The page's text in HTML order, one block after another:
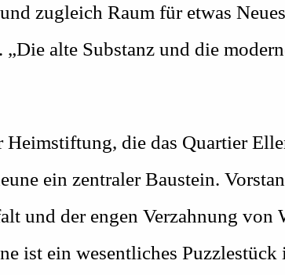
zugleich Raum für etwas
„Die alte Substanz und die
Heimstiftung, die das Quartier
ein zentraler Baustein.
und der engen Verzahnung von
ist ein wesentliches